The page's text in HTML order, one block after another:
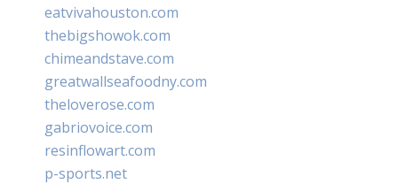
eatvivahouston.com
thebigshowok.com
chimeandstave.com
greatwallseafoodny.com
theloverose.com
gabriovoice.com
resinflowart.com
p-sports.net